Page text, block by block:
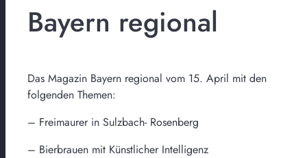
Bayern regional
Das Magazin Bayern regional vom 15. April mit den
folgenden Themen:
– Freimaurer in Sulzbach- Rosenberg
– Bierbrauen mit Künstlicher Intelligenz